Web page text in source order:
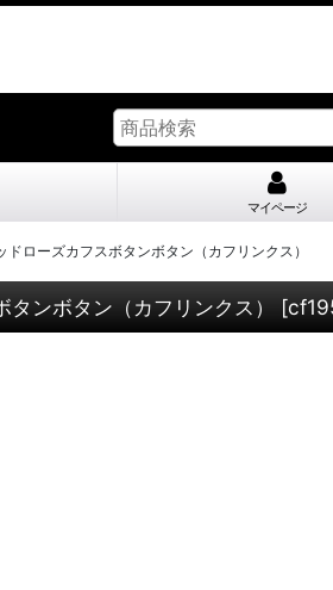
マイページ
ドローズカフスボタンボタン（カフリンクス）
ンボタン（カフリンクス） [